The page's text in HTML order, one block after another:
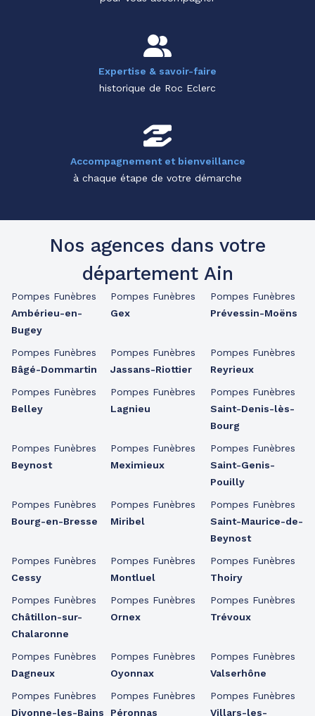
Expertise & savoir-faire
historique de Roc Eclerc
Accompagnement et bienveillance
à chaque étape de votre démarche
Nos agences dans votre
département Ain
Pompes Funèbres
Ambérieu-en-
Bugey
Pompes Funèbres
Bâgé-Dommartin
Pompes Funèbres
Belley
Pompes Funèbres
Beynost
Pompes Funèbres
Bourg-en-Bresse
Pompes Funèbres
Cessy
Pompes Funèbres
Châtillon-sur-
Chalaronne
Pompes Funèbres
Dagneux
Pompes Funèbres
Divonne-les-Bains
Pompes Funèbres
Gex
Pompes Funèbres
Jassans-Riottier
Pompes Funèbres
Lagnieu
Pompes Funèbres
Meximieux
Pompes Funèbres
Miribel
Pompes Funèbres
Montluel
Pompes Funèbres
Ornex
Pompes Funèbres
Oyonnax
Pompes Funèbres
Péronnas
Pompes Funèbres
Prévessin-Moëns
Pompes Funèbres
Reyrieux
Pompes Funèbres
Saint-Denis-lès-
Bourg
Pompes Funèbres
Saint-Genis-
Pouilly
Pompes Funèbres
Saint-Maurice-de-
Beynost
Pompes Funèbres
Thoiry
Pompes Funèbres
Trévoux
Pompes Funèbres
Valserhône
Pompes Funèbres
Villars-les-